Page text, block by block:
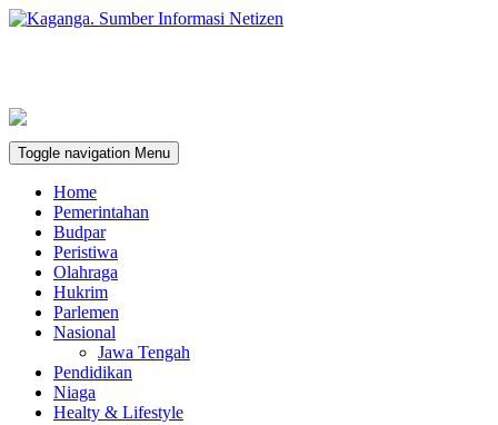
Toggle navigation Menu
Home
Pemerintahan
Budpar
Peristiwa
Olahraga
Hukrim
Parlemen
Nasional
Jawa Tengah
Pendidikan
Niaga
Healty & Lifestyle